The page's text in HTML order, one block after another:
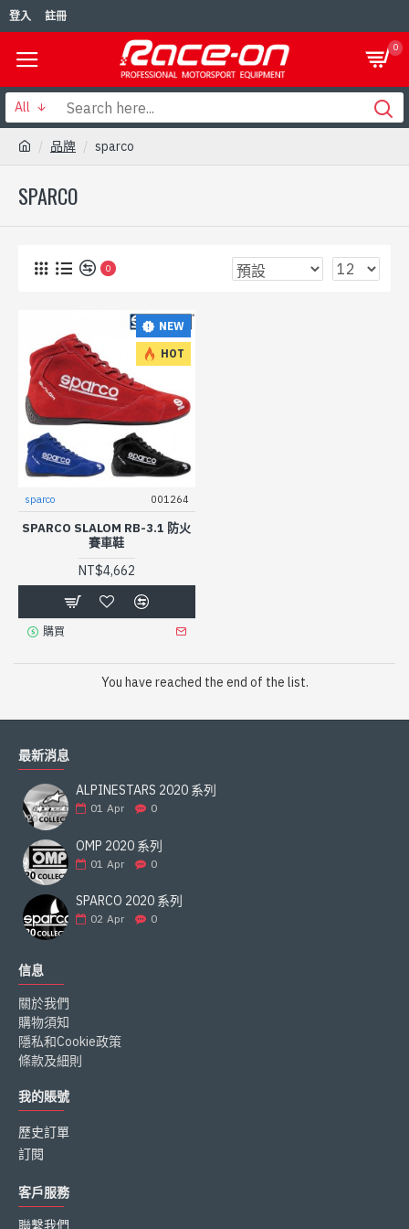
登入 註冊
0
All
品牌 sparco
SPARCO
0
NEW
HOT
sparco 001264
SPARCO SLALOM RB-3.1 防火
賽車鞋
NT$4,662
購買
You have reached the end of the list.
最新消息
ALPINESTARS 2020 系列
01 Apr 0
OMP 2020 系列
01 Apr 0
SPARCO 2020 系列
02 Apr 0
信息
關於我們
購物須知
隱私和Cookie政策
條款及細則
我的賬號
歷史訂單
訂閱
客戶服務
聯繫我們